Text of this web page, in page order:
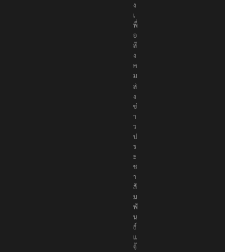
ง
เ
พื่
อ
สั
ง
ค
ม
ส่
ง
ข่
า
ว
ป
ร
ะ
ช
า
สั
ม
พั
น
ธ์
แ
จ้